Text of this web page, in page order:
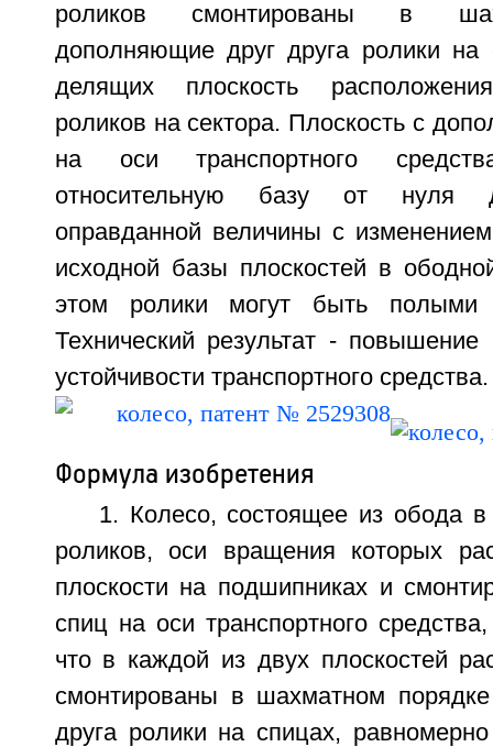
роликов смонтированы в
дополняющие друг друга ролики на
делящих плоскость
роликов на сектора. Плоскость с
на оси транспортного
относительную базу от нуля
оправданной величины с
исходной базы плоскостей в
этом ролики могут быть полыми
Технический результат - повышение
устойчивости транспортного
Формула изобретения
1. Колесо, состоящее из обода
роликов, оси вращения которых
плоскости на подшипниках и
спиц на оси транспортного
что в каждой из двух плоскостей
смонтированы в шахматном
друга ролики на спицах,